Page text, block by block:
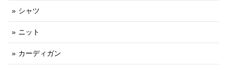
シャツ
ニット
カーディガン